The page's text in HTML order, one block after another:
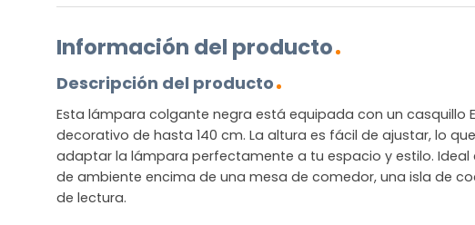
Información del producto
Descripción del producto
Esta lámpara colgante negra está equipada con un casquillo
decorativo de hasta 140 cm. La altura es fácil de ajustar, lo
adaptar la lámpara perfectamente a tu espacio y estilo. Ideal
de ambiente encima de una mesa de comedor, una isla de
de lectura.